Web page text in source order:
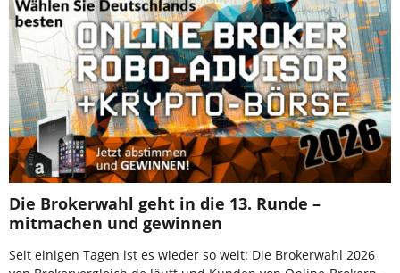
Die Brokerwahl geht in die 13. Runde –
mitmachen und gewinnen
Seit einigen Tagen ist es wieder so weit: Die Brokerwahl 2026